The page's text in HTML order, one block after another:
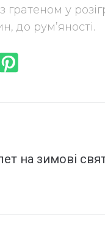
у
до рум’яності.
на зимові